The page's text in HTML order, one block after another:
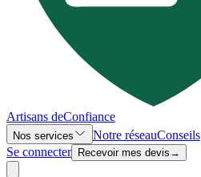
Artisans deConfiance
Nos services Notre réseauConseils
Se connecter
Recevoir mes devis →